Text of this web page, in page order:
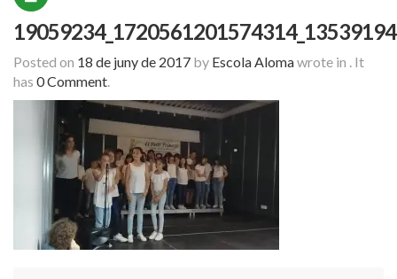
Posted on 18 de juny de 2017 by Escola Alomawrote in . It
has 0 Comment.